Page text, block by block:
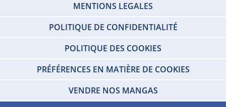
MENTIONS LEGALES
POLITIQUE DE CONFIDENTIALITÉ
POLITIQUE DES COOKIES
PRÉFÉRENCES EN MATIÈRE DE COOKIES
VENDRE NOS MANGAS